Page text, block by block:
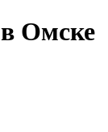
Омске